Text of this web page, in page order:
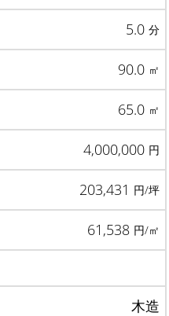
5.0 分
90.0 ㎡
65.0 ㎡
4,000,000 円
203,431 円/坪
61,538 円/㎡
木造